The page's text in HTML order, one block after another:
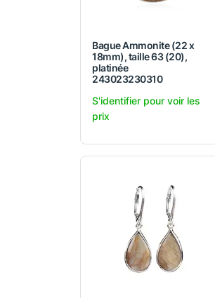
Bague Ammonite (22 x
18mm), taille 63 (20),
platinée
243023230310
S'identifier pour voir les
prix